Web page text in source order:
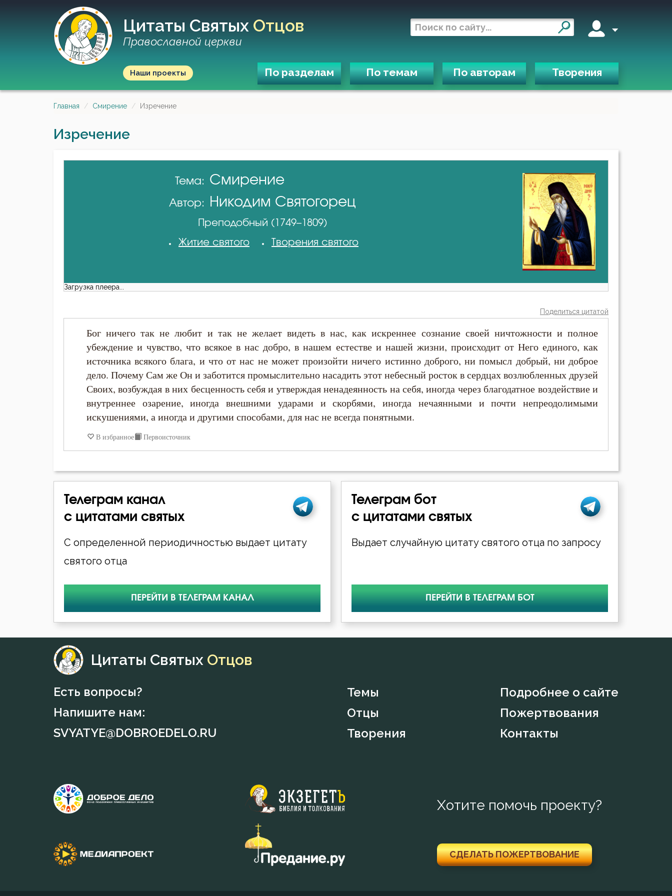
Цитаты Святых Отцов
Православной церкви
Наши проекты По разделам По темам По авторам Творения
Главная Смирение Изречение
Изречение
Тема: Смирение
Автор: Никодим Святогорец
Преподобный (1749–1809)
Житие святого
Творения святого
Загрузка плеера...
Поделиться цитатой
Бог ничего так не любит и так не желает видеть в нас, как искреннее сознание своей ничтожности и полное
убеждение и чувство, что всякое в нас добро, в нашем естестве и нашей жизни, происходит от Него единого, как
источника всякого блага, и что от нас не может произойти ничего истинно доброго, ни помысл добрый, ни доброе
дело. Почему Сам же Он и заботится промыслительно насадить этот небесный росток в сердцах возлюбленных друзей
Своих, возбуждая в них бесценность себя и утверждая ненадеянность на себя, иногда через благодатное воздействие и
внутреннее озарение, иногда внешними ударами и скорбями, иногда нечаянными и почти непреодолимыми
искушениями, а иногда и другими способами, для нас не всегда понятными.
В избранное Первоисточник
Телеграм канал
с цитатами святых
С определенной периодичностью выдает цитату
святого отца
ПЕРЕЙТИ В ТЕЛЕГРАМ КАНАЛ
Телеграм бот
с цитатами святых
Выдает случайную цитату святого отца по запросу
ПЕРЕЙТИ В ТЕЛЕГРАМ БОТ
Цитаты Святых Отцов
Есть вопросы?
Напишите нам:
SVYATYE@DOBROEDELO.RU
Темы
Отцы
Творения
Подробнее о сайте
Пожертвования
Контакты
Хотите помочь проекту?
СДЕЛАТЬ ПОЖЕРТВОВАНИЕ